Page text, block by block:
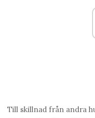
Till skillnad från andra